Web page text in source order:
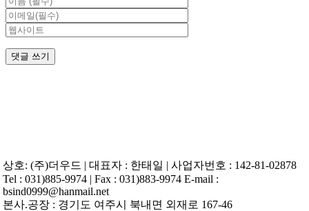
상호: (주)더우드 | 대표자 : 한태일 | 사업자번호 : 142-81-02878
Tel : 031)885-9974 | Fax : 031)883-9974 E-mail :
bsind0999@hanmail.net
본사.공장 : 경기도 여주시 북내면 외재로 167-46